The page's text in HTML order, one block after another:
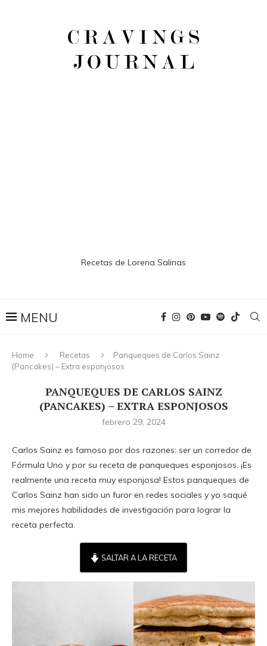
Recetas de Lorena Salinas
Home Recetas
Panqueques de Carlos Sainz
(Pancakes) – Extra esponjosos
PANQUEQUES DE CARLOS SAINZ
(PANCAKES) – EXTRA ESPONJOSOS
febrero 29, 2024
Carlos Sainz es famoso por dos razones: ser un corredor de
Fórmula Uno y por su receta de panqueques esponjosos. ¡Es
realmente una receta muy esponjosa! Estos panqueques de
Carlos Sainz han sido un furor en redes sociales y yo saqué
mis mejores habilidades de investigación para lograr la
receta perfecta.
SALTAR A LA RECETA